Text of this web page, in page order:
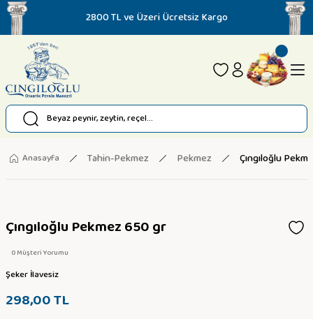
2800 TL ve Üzeri Ücretsiz Kargo
Anasayfa Tahin-Pekmez Pekmez Çıngıloğlu
Çıngıloğlu Pekmez 650 gr
0 Müşteri Yorumu
Şeker İlavesiz
298,00 TL